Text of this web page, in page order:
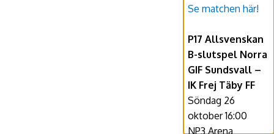
Se matchen här!
P17 Allsvenskan
B-slutspel Norra
GIF Sundsvall –
IK Frej Täby FF
Söndag 26
oktober 16:00
NP3 Arena